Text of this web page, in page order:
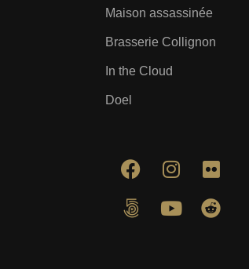
Maison assassinée
Brasserie Collignon
In the Cloud
Doel